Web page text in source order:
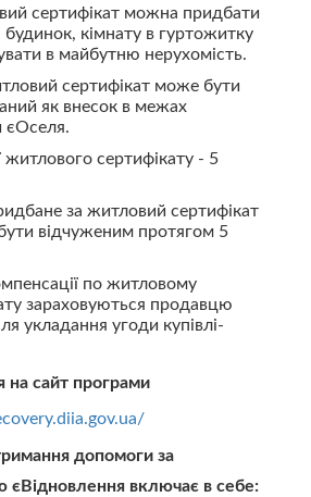
сертифікат можна придбати
будинок, кімнату в гуртожитку
в майбутню нерухомість.
сертифікат може бути
як внесок в межах
єОселя.
житлового сертифікату - 5
за житловий сертифікат
відчуженим протягом 5
по житловому
зараховуються продавцю
укладання угоди купівлі-
на сайт програми
допомоги за
єВідновлення включає в себе: